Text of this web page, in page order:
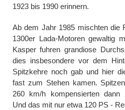
1923 bis 1990 erinnern.
Ab dem Jahr 1985 mischten die
1300er Lada-Motoren gewaltig
Kasper fuhren grandiose
dies insbesondere vor dem
Spitzkehre noch gab und hier
fast zum Stehen kamen.
260 km/h kompensierten dann
Und das mit nur etwa 120 PS -